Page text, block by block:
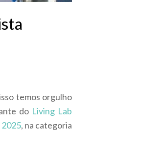
temos orgulho
do Living Lab
2025, na categoria